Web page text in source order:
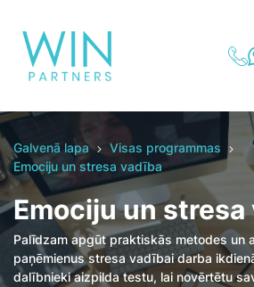
Galvenā lapa
Visas programmas
Emociju un stresa vadība
Emociju un stresa
Palīdzam apgūt praktiskās metodes un
paņēmienus stresa vadībai darba
dalībnieki aizpilda testu, lai novērtētu